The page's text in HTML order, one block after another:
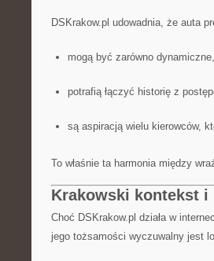
DSKrakow.pl udowadnia, że auta
mogą być zarówno
potrafią łączyć historię z
są aspiracją wielu kierowców,
To właśnie ta harmonia między
Krakowski kontekst i
Choć DSKrakow.pl działa w
jego tożsamości wyczuwalny jest